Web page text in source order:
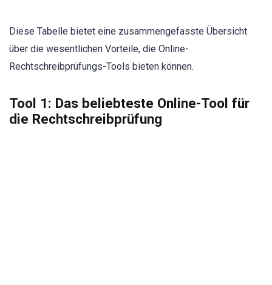
Diese Tabelle bietet eine zusammengefasste Übersicht
über die wesentlichen Vorteile, die Online-
Rechtschreibprüfungs-Tools bieten können.
Tool 1: Das beliebteste Online-Tool für
die Rechtschreibprüfung